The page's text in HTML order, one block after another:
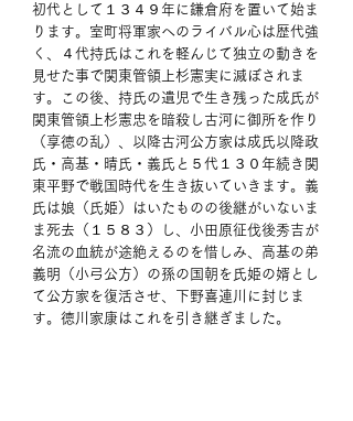
初代として１３４９年に鎌倉府を置いて始ま
ります。室町将軍家へのライバル心は歴代強
く、４代持氏はこれを軽んじて独立の動きを
見せた事で関東管領上杉憲実に滅ぼされま
す。この後、持氏の遺児で生き残った成氏が
関東管領上杉憲忠を暗殺し古河に御所を作り
（享徳の乱）、以降古河公方家は成氏以降政
氏・高基・晴氏・義氏と５代１３０年続き関
東平野で戦国時代を生き抜いていきます。義
氏は娘（氏姫）はいたものの後継がいないま
ま死去（１５８３）し、小田原征伐後秀吉が
名流の血統が途絶えるのを惜しみ、高基の弟
義明（小弓公方）の孫の国朝を氏姫の婿とし
て公方家を復活させ、下野喜連川に封じま
す。徳川家康はこれを引き継ぎました。